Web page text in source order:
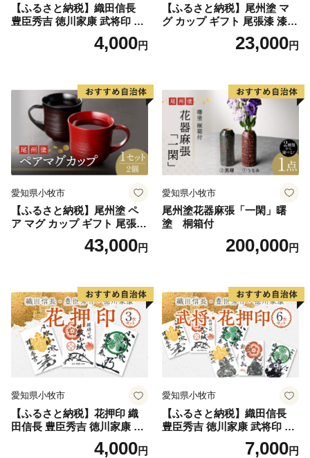
【ふるさと納税】織田信長
豊臣秀吉 徳川家康 武将印 3
枚 セット イラスト 戦国 武将
小牧山城 墨絵 龍画師 書道ア
愛知県 小牧市 お取り寄せ 送
料無料
4,000円
【ふるさと納税】尾州塗 マ
グ カップ ギフト 尾張漆 漆
漆器 漆器工芸 工芸品 芸術性
実用性 抗菌性 美味しく安全
ウイルス効果 お取り寄せ 愛
知県 小牧市 送料無料
23,000円
愛知県小牧市
【ふるさと納税】尾州塗 ペ
ア マグ カップ ギフト 尾張漆
漆 漆器 漆器工芸 工芸品 芸術
性 実用性 抗菌性 美味しく安
抗ウイルス効果 お取り寄せ
愛知県 小牧市 送料無料
43,000円
愛知県小牧市
尾州塗花器麻張「一閑」曙
塗 桐箱付
200,000円
愛知県小牧市
【ふるさと納税】花押印 織
田信長 豊臣秀吉 徳川家康 3
枚 セット 戦国 武将 小牧山城
墨絵 龍画師 書道アーティス
4,000円
愛知県小牧市
【ふるさと納税】織田信長
豊臣秀吉 徳川家康 武将印 花
押印 6枚 セット イラスト 戦
国 武将 小牧山城 墨絵 龍画師
7,000円